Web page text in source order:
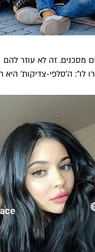
מסכנים. זה לא עוזר להם